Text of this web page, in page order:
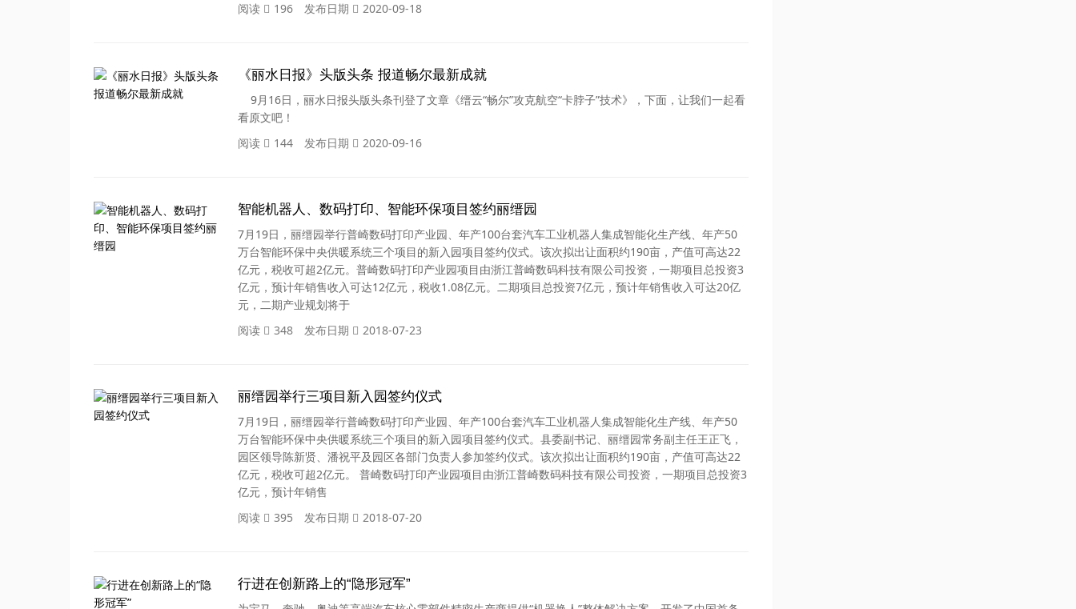
阅读
196 发布日期 2020-09-18
《丽水日报》头版头条 报道畅尔最新成就
9月16日，丽水日报头版头条刊登了文章《缙云“畅尔”攻克航空“卡脖子”技术》，下面，让我们一起看
看原文吧！
阅读
144 发布日期 2020-09-16
智能机器人、数码打印、智能环保项目签约丽缙园
7月19日，丽缙园举行普崎数码打印产业园、年产100台套汽车工业机器人集成智能化生产线、年产50
万台智能环保中央供暖系统三个项目的新入园项目签约仪式。该次拟出让面积约190亩，产值可高达22
亿元，税收可超2亿元。普崎数码打印产业园项目由浙江普崎数码科技有限公司投资，一期项目总投资3
亿元，预计年销售收入可达12亿元，税收1.08亿元。二期项目总投资7亿元，预计年销售收入可达20亿
元，二期产业规划将于
阅读
348 发布日期 2018-07-23
丽缙园举行三项目新入园签约仪式
7月19日，丽缙园举行普崎数码打印产业园、年产100台套汽车工业机器人集成智能化生产线、年产50
万台智能环保中央供暖系统三个项目的新入园项目签约仪式。县委副书记、丽缙园常务副主任王正飞，
园区领导陈新贤、潘祝平及园区各部门负责人参加签约仪式。该次拟出让面积约190亩，产值可高达22
亿元，税收可超2亿元。 普崎数码打印产业园项目由浙江普崎数码科技有限公司投资，一期项目总投资3
亿元，预计年销售
阅读
395 发布日期 2018-07-20
行进在创新路上的“隐形冠军”